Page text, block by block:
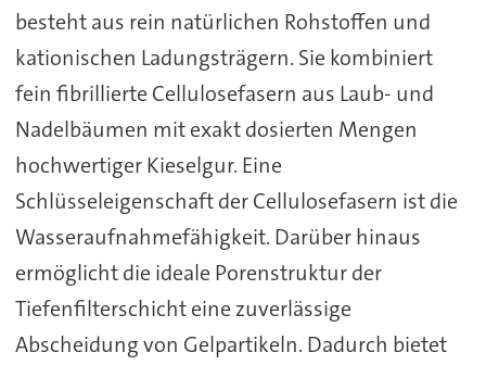
besteht aus rein natürlichen Rohstoffen und
kationischen Ladungsträgern. Sie kombiniert
fein fibrillierte Cellulosefasern aus Laub- und
Nadelbäumen mit exakt dosierten Mengen
hochwertiger Kieselgur. Eine
Schlüsseleigenschaft der Cellulosefasern ist die
Wasseraufnahmefähigkeit. Darüber hinaus
ermöglicht die ideale Porenstruktur der
Tiefenfilterschicht eine zuverlässige
Abscheidung von Gelpartikeln. Dadurch bietet